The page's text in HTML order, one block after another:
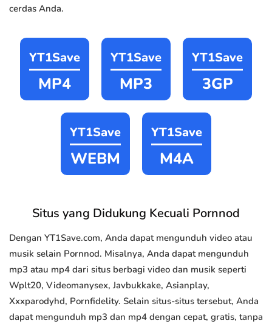
cerdas Anda.
YT1Save
MP4
YT1Save
MP3
YT1Save
3GP
YT1Save
WEBM
YT1Save
M4A
Situs yang Didukung Kecuali Pornnod
Dengan YT1Save.com, Anda dapat mengunduh video atau
musik selain Pornnod. Misalnya, Anda dapat mengunduh
mp3 atau mp4 dari situs berbagi video dan musik seperti
Wplt20, Videomanysex, Javbukkake, Asianplay,
Xxxparodyhd, Pornfidelity. Selain situs-situs tersebut, Anda
dapat mengunduh mp3 dan mp4 dengan cepat, gratis, tanpa